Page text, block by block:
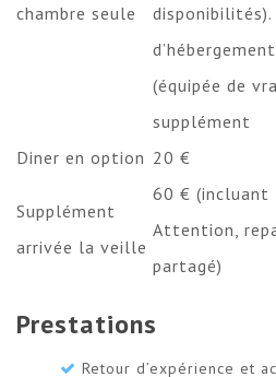
chambre seule
(équipée de
supplément
Diner en option 20 €
Supplément
arrivée la veille
60 € (incluant
Attention,
partagé)
Prestations
Retour d’expérience et